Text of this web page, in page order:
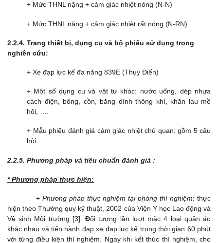
+ Mức THNL nặng + cảm giác nhiệt nóng (N-N)
+ Mức THNL nặng + cảm giác nhiệt rất nóng (N-RN)
2.2.4. Trang thiết bị, dụng cụ và bộ phiếu sử dụng trong
nghiên cứu:
+ Xe đạp lực kế đa năng 839E (Thụy Điển)
+ Một số dụng cụ và vật tư khác: nước uống, dép nhựa
cách điện, bông, cồn, băng dính thông khí, khăn lau mồ
hôi, ….
+ Mẫu phiếu đánh giá cảm giác nhiệt chủ quan: gồm 5 câu
hỏi.
2.2.5. Phương pháp và tiêu chuẩn đánh giá :
* Phương pháp thực hiện:
+ Phương pháp thực nghiệm tại phòng thí nghiệm: thực
hiện theo Thường quy kỹ thuật, 2002 của Viện Y học Lao động và
Vệ sinh Môi trường [3].Đối tượng lần lượt mặc 4 loại quần áo
khác nhau và tiến hành đạp xe đạp lực kế trong thời gian 60 phút
với từng điều kiện thí nghiệm. Ngay khi kết thúc thí nghiệm, cho